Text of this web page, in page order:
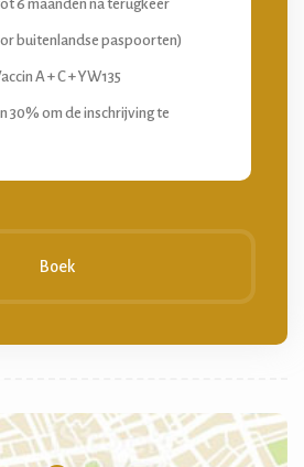
6 maanden na terugkeer
buitenlandse paspoorten)
A + C + YW135
30% om de inschrijving te
Boek